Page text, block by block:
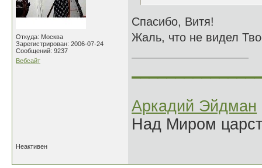
Откуда: Москва
Зарегистрирован: 2006-07-24
Сообщений: 9237
Вебсайт
Спасибо, Витя!
Жаль, что не видел
Аркадий Эйдман
Над Миром
Неактивен